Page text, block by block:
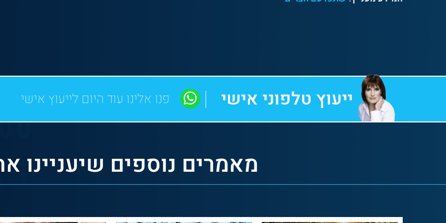
ייעוץ טלפוני אישי פנו אלינו עוד היום לייעוץ אישי
מאמרים נוספים שיעניינו